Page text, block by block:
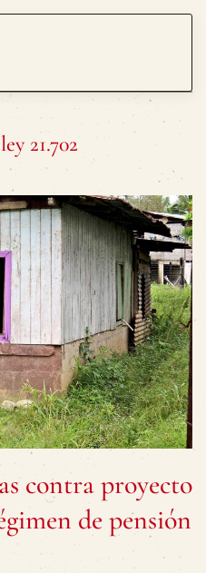
21.702
contra proyecto
de pensión